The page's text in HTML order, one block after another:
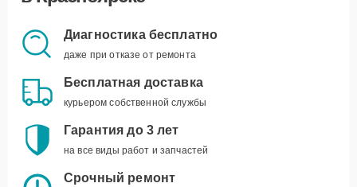
Диагностика бесплатно
даже при отказе от ремонта
Бесплатная доставка
курьером собственной службы
Гарантия до 3 лет
на все виды работ и запчастей
Срочный ремонт